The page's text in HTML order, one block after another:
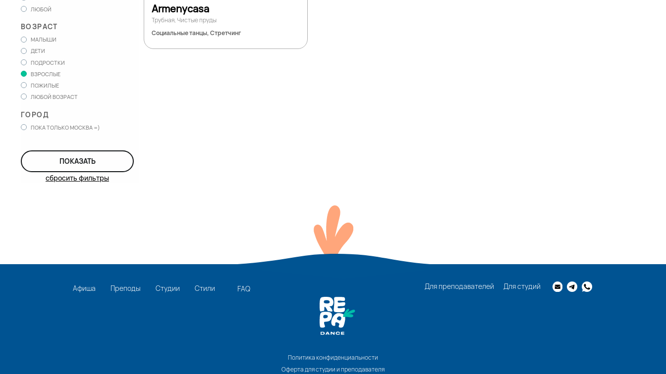
ЛЮБОЙ
ВОЗРАСТ
МАЛЫШИ
ДЕТИ
ПОДРОСТКИ
ВЗРОСЛЫЕ
ПОЖИЛЫЕ
ЛЮБОЙ ВОЗРАСТ
ГОРОД
ПОКА ТОЛЬКО МОСКВА =)
ПОКАЗАТЬ
сбросить фильтры
Armenycasa
Трубная, Чистые пруды
Социальные танцы, Стретчинг
Афиша Преподы Студии Стили FAQ Для преподавателей Для студий
Политика конфиденциальности
Оферта для студии и преподавателя